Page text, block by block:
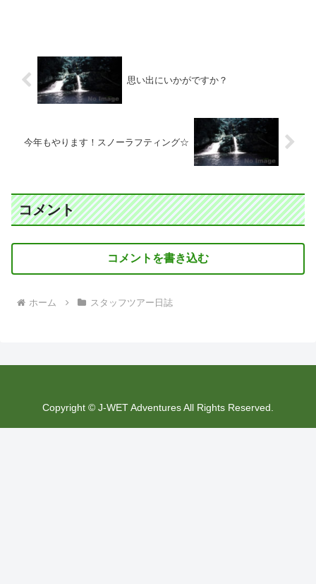
思い出にいかがですか？
今年もやります！スノーラフティング☆
コメント
コメントを書き込む
ホーム スタッフツアー日誌
Copyright © J-WET Adventures All Rights Reserved.